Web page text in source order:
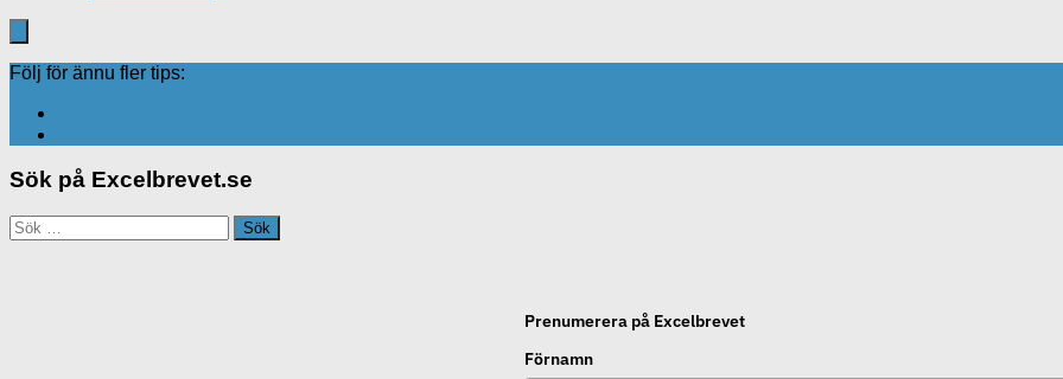
Följ för ännu fler tips:
Sök på Excelbrevet.se
Sök
efter:
Prenumerera på Excelbrevet
Förnamn